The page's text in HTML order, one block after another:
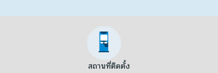
สถานที่ติดตั้ง